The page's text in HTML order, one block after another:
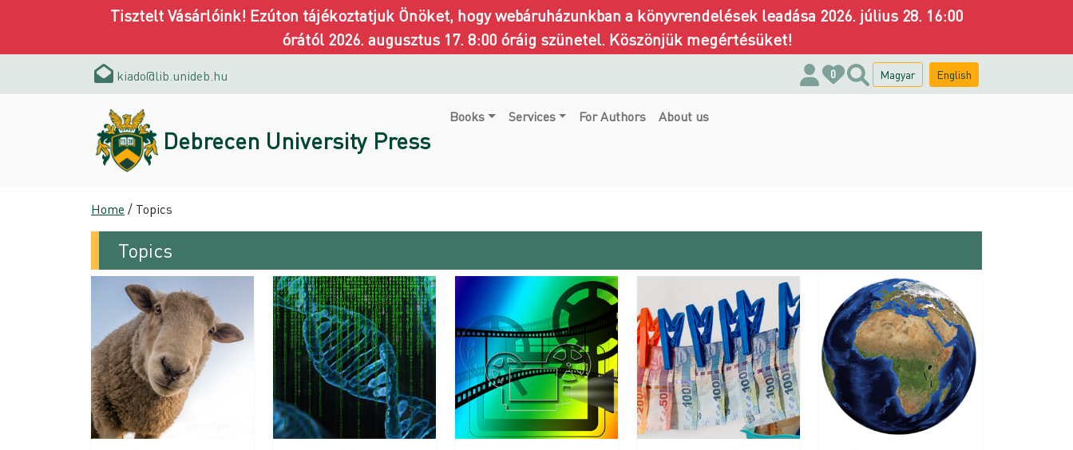
Tisztelt Vásárlóink! Ezúton tájékoztatjuk Önöket, hogy webáruházunkban a könyvrendelések leadása 2026. július 28. 16:00
órától 2026. augusztus 17. 8:00 óráig szünetel. Köszönjük megértésüket!
kiado@lib.unideb.hu 0 Magyar English
Debrecen University Press
Books Services For Authors About us
Home / Topics
Topics